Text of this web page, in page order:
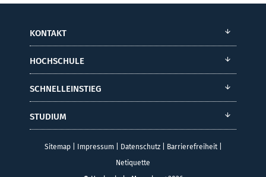
KONTAKT
HOCHSCHULE
SCHNELLEINSTIEG
STUDIUM
Sitemap| Impressum| Datenschutz| Barrierefreiheit|
Netiquette